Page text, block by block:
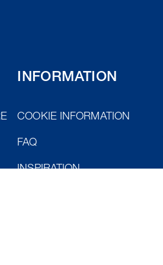
INFORMATION
COOKIE INFORMATION
FAQ
INSPIRATION